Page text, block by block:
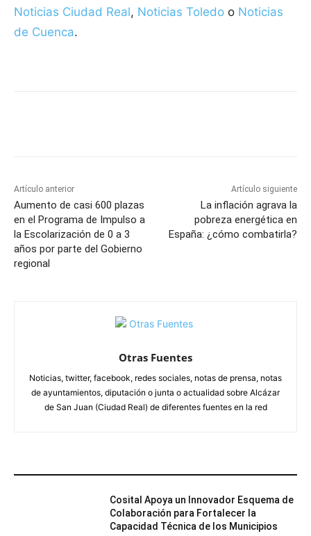
Noticias Ciudad Real, Noticias Toledo o Noticias
de Cuenca.
Artículo anterior
Aumento de casi 600 plazas
en el Programa de Impulso a
la Escolarización de 0 a 3
años por parte del Gobierno
regional
Artículo siguiente
La inflación agrava la
pobreza energética en
España: ¿cómo combatirla?
Otras Fuentes
Noticias, twitter, facebook, redes sociales, notas de prensa, notas
de ayuntamientos, diputación o junta o actualidad sobre Alcázar
de San Juan (Ciudad Real) de diferentes fuentes en la red
Cosital Apoya un Innovador Esquema de
Colaboración para Fortalecer la
Capacidad Técnica de los Municipios